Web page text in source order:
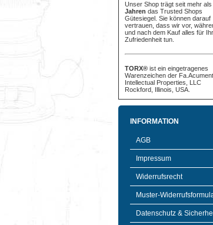
Unser Shop trägt seit mehr als
Jahren das Trusted Shops
Gütesiegel. Sie können darauf
vertrauen, dass wir vor,
und nach dem Kauf alles für
Zufriedenheit tun.
TORX® ist ein eingetragenes
Warenzeichen der Fa.Acument
Intellectual Properties, LLC
Rockford, Illinois, USA.
INFORMATION
AGB
Impressum
Widerrufsrecht
Muster-
Datenschutz &